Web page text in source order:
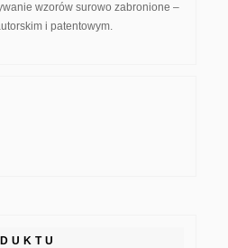
wzorów surowo zabronione –
i patentowym.